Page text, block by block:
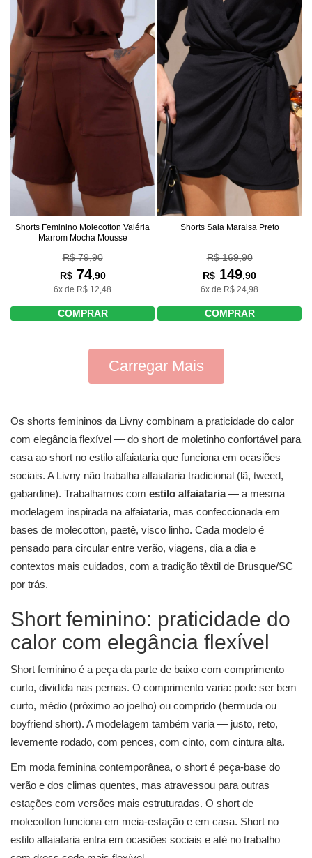
Shorts Feminino Molecotton Valéria
Marrom Mocha Mousse
R$ 79,90
R$74,90
6x de R$ 12,48
COMPRAR
Shorts Saia Maraisa Preto
R$ 169,90
R$ 149,90
6x de R$ 24,98
COMPRAR
Carregar Mais
Os shorts femininos da Livny combinam a praticidade do calor
com elegância flexível — do short de moletinho confortável para
casa ao short no estilo alfaiataria que funciona em ocasiões
sociais. A Livny não trabalha alfaiataria tradicional (lã, tweed,
gabardine). Trabalhamos com estilo alfaiataria— a mesma
modelagem inspirada na alfaiataria, mas confeccionada em
bases de molecotton, paetê, visco linho. Cada modelo é
pensado para circular entre verão, viagens, dia a dia e
contextos mais cuidados, com a tradição têxtil de Brusque/SC
por trás.
Short feminino: praticidade do
calor com elegância flexível
Short feminino é a peça da parte de baixo com comprimento
curto, dividida nas pernas. O comprimento varia: pode ser bem
curto, médio (próximo ao joelho) ou comprido (bermuda ou
boyfriend short). A modelagem também varia — justo, reto,
levemente rodado, com pences, com cinto, com cintura alta.
Em moda feminina contemporânea, o short é peça-base do
verão e dos climas quentes, mas atravessou para outras
estações com versões mais estruturadas. O short de
molecotton funciona em meia-estação e em casa. Short no
estilo alfaiataria entra em ocasiões sociais e até no trabalho